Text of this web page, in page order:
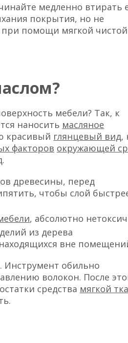
медленно втирать
покрытия, но не
при помощи мягкой чистой
мебели? Так, к
наносить масляное
красивый глянцевый вид,
факторов окружающей
древесины, перед
чтобы слой
, абсолютно
из дерева
вне
Инструмент обильно
волокон. После
средства мягкой